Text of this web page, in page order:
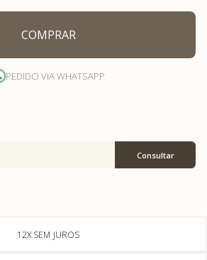
COMPRAR
PEDIDO VIA WHATSAPP
12X SEM JUROS